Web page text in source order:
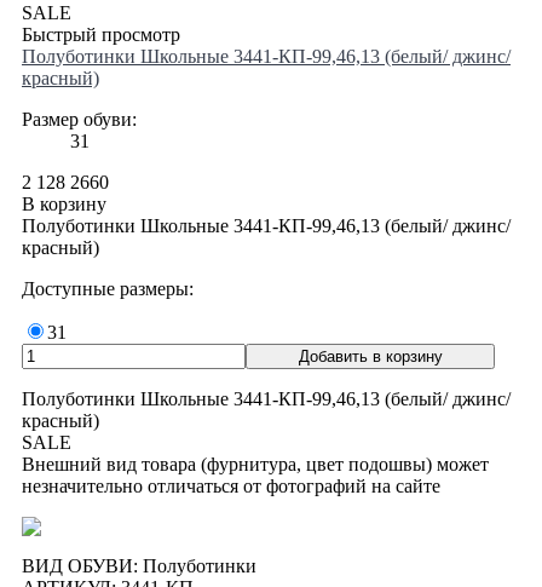
SALE
Быстрый просмотр
Полуботинки Школьные 3441-КП-99,46,13 (белый/ джинс/
красный)
Размер обуви:
31
2 128 2660
В корзину
Полуботинки Школьные 3441-КП-99,46,13 (белый/ джинс/
красный)
Доступные размеры:
31
Полуботинки Школьные 3441-КП-99,46,13 (белый/ джинс/
красный)
SALE
Внешний вид товара (фурнитура, цвет подошвы) может
незначительно отличаться от фотографий на сайте
ВИД ОБУВИ: Полуботинки